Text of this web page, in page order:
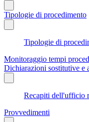
Tipologie di procedimento
Tipologie di
Monitoraggio tempi
Dichiarazioni sostitutive e
Recapiti dell'ufficio
Provvedimenti